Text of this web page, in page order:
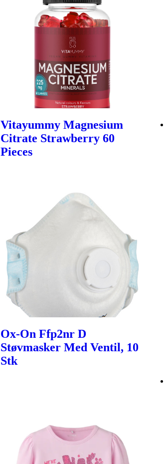
Vitayummy Magnesium
Citrate Strawberry 60
Pieces
Ox-On Ffp2nr D
Støvmasker Med Ventil, 10
Stk